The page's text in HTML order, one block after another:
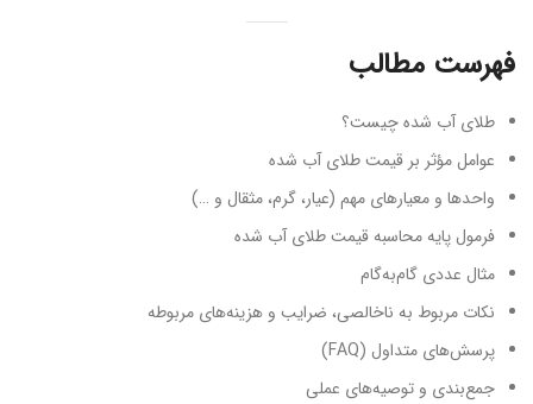
فهرست مطالب
طلای آب شده چیست؟
عوامل مؤثر بر قیمت طلای آب شده
واحدها و معیارهای مهم (عیار، گرم، مثقال و …)
فرمول پایه محاسبه قیمت طلای آب شده
مثال عددی گام‌به‌گام
نکات مربوط به ناخالصی، ضرایب و هزینه‌های مربوطه
پرسش‌های متداول (FAQ)
جمع‌بندی و توصیه‌های عملی